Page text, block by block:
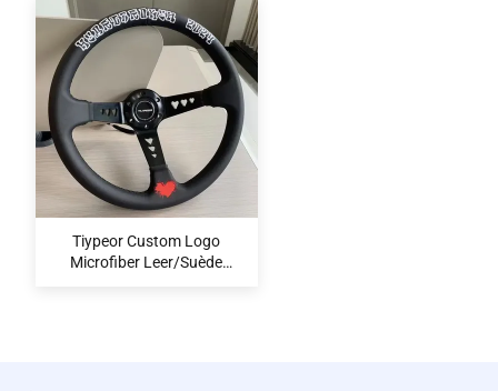
Tiypeor Custom Logo
Microfiber Leer/Suède